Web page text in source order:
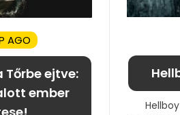
AGO
Tőrbe ejtve:
ember